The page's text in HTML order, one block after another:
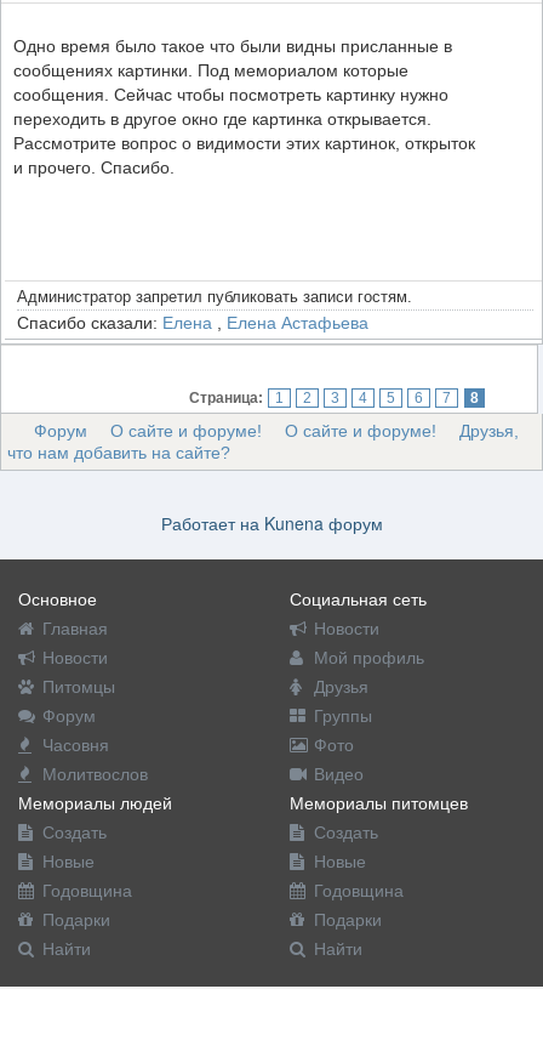
Одно время было такое что были видны присланные в
сообщениях картинки. Под мемориалом которые
сообщения. Сейчас чтобы посмотреть картинку нужно
переходить в другое окно где картинка открывается.
Рассмотрите вопрос о видимости этих картинок, открыток
и прочего. Спасибо.
Администратор запретил публиковать записи гостям.
Спасибо сказали: Елена Елена Астафьева
Страница: 1 2 3 4 5 6 7 8
Форум О сайте и форуме! О сайте и форуме!
Друзья,
что нам добавить на сайте?
Работает на Kunena форум
Основное
Главная
Новости
Питомцы
Форум
Часовня
Молитвослов
Социальная сеть
Новости
Мой профиль
Друзья
Группы
Фото
Видео
Мемориалы людей
Создать
Новые
Годовщина
Подарки
Найти
Мемориалы питомцев
Создать
Новые
Годовщина
Подарки
Найти